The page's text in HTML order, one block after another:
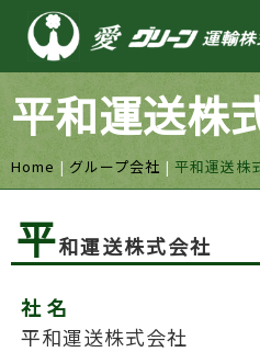
i
c
平和運送株
Home | グループ会社 | 平和運送株
平和運送株式会社
社 名
平和運送株式会社